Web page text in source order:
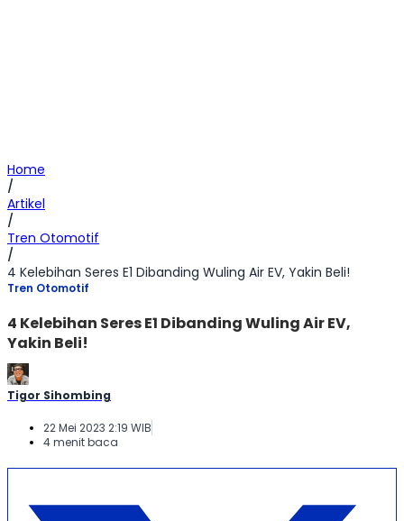
Home
/
Artikel
/
Tren Otomotif
/
4 Kelebihan Seres E1 Dibanding Wuling Air EV, Yakin Beli!
Tren Otomotif
4 Kelebihan Seres E1 Dibanding Wuling Air EV,
Yakin Beli!
Tigor Sihombing
22 Mei 2023 2:19 WIB
4 menit baca